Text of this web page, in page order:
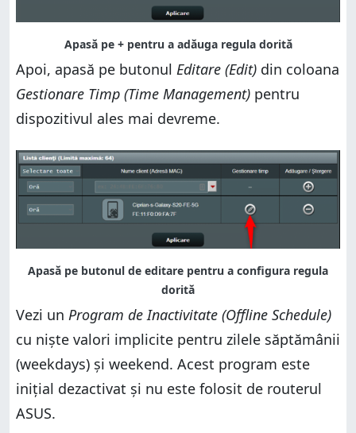
Apoi, apasă pe butonul Editare (Edit) din coloana
Gestionare Timp (Time Management) pentru
dispozitivul ales mai devreme.
Vezi un Program de Inactivitate (Offline Schedule)
cu niște valori implicite pentru zilele săptămânii
(weekdays) și weekend. Acest program este
inițial dezactivat și nu este folosit de routerul
ASUS.